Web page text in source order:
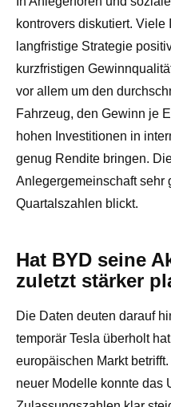
kontrovers diskutiert. Viele
langfristige Strategie
kurzfristigen
vor allem um den
Fahrzeug, den Gewinn je
hohen Investitionen in
genug Rendite bringen.
Anlegergemeinschaft sehr
Quartalszahlen blickt.
Hat BYD seine
zuletzt stärker
Die Daten deuten darauf
temporär Tesla überholt
europäischen Markt
neuer Modelle konnte das